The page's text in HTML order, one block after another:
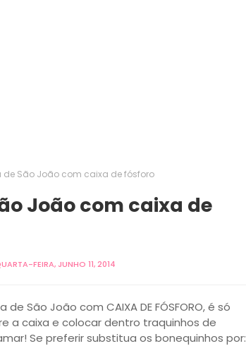
de São João com caixa de fósforo
João com caixa de
FEIRA, JUNHO 11, 2014
São João com CAIXA DE FÓSFORO, é só
a caixa e colocar dentro traquinhos de
Se preferir substitua os bonequinhos por: